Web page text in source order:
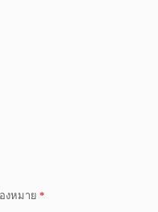
งหมาย *